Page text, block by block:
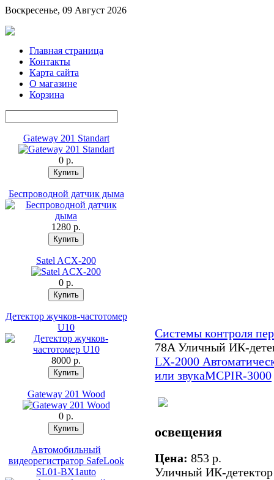
Воскресенье, 09 Август 2026
Главная страница
Контакты
Карта сайта
О магазине
Корзина
Gateway 201 Standart
0 p.
Беспроводной датчик дыма
1280 p.
Satel ACX-200
0 p.
Детектор жучков-частотомер
U10
8000 p.
Gateway 201 Wood
0 p.
Автомобильный
видеорегистратор SafeLook
SL01-BX1auto
Системы контроля
78A Уличный ИК-
LX-2000
или звукаMCPIR-3000
освещения
Цена: 853 p.
Уличный ИК-